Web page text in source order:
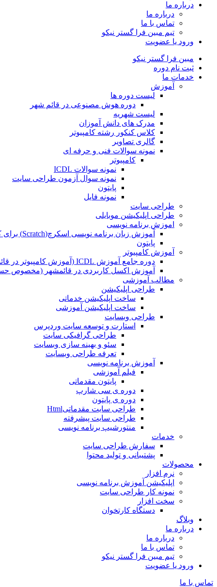
درباره ما
درباره ما
تماس با ما
تیم مبین فرا گستر نیکو
ورود یا عضویت
مبین فرا گستر نیکو
ثبت نام دوره
خدمات ما
آموزش
لیست دوره ها
دوره هوش مصنوعی در قائم شهر
لیست شهریه
مدرک های دانش آموزان
کلاس کنکور رشته کامپیوتر
گالری تصاویر
نمونه سوالات فنی و حرفه ای
کامپیوتر
نمونه سوالات ICDL
نمونه سوال آزمون طراحی سایت
پایتون
نمونه فایل
طراحی سایت
طراحی اپلیکیشن موبایلی
اموزش برنامه نویسی
آموزش زبان برنامه نویسی اسکرچ(Scratch) برای کودکان
پایتون
آموزش کامپیوتر
دوره جامع آموزش ICDL (آموزش کامپیوتر در قائمشهر)
آموزش اکسل کاربردی در قائمشهر (مخصوص
مطالب آموزشی
طراحی اپلیکیشن
ساخت اپلیکیشن خدماتی
ساخت اپلیکیشن آموزشی
طراحی وبسایت
استارت و توسعه سایت وردپرس
طراحی گرافیکی سایت
سئو و بهینه سازی وبسایت
تعرفه طراحی وبسایت
آموزش برنامه نویسی
فیلم آموزشی
پایتون مقدماتی
دوره ی سی شارپ
دوره ی پایتون
طراحی سایت مقدماتیHtml
طراحی سایت پیشرفته
منتورشیپ برنامه نویسی
خدمات
سفارش طراحی سایت
پشتیبانی و تولید محتوا
محصولات
نرم افزار
اپلیکیشن آموزش برنامه نویسی
نمونه کار طراحی سایت
سخت افزار
دستگاه کارتخوان
وبلاگ
درباره ما
درباره ما
تماس با ما
تیم مبین فرا گستر نیکو
ورود یا عضویت
تماس با ما